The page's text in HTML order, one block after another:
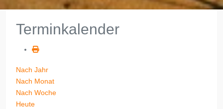
Terminkalender
Nach Jahr
Nach Monat
Nach Woche
Heute